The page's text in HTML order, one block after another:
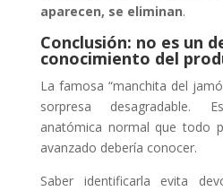
aparecen, se eliminan.
Conclusión: no es un
conocimiento del
La famosa “manchita del
sorpresa desagradable.
anatómica normal que todo
avanzado debería conocer.
Saber identificarla evita